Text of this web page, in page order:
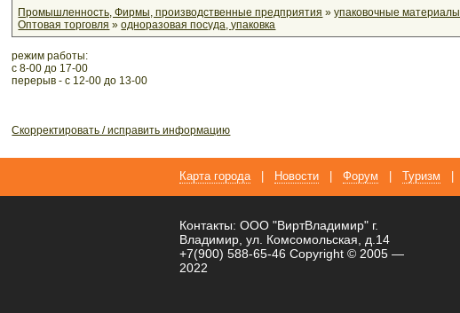
Промышленность, Фирмы, производственные предприятия »упаковочные материалы
Оптовая торговля »одноразовая посуда, упаковка
режим работы:
с 8-00 до 17-00
перерыв - с 12-00 до 13-00
Скорректировать / исправить информацию
Карта города Новости Форум Туризм
Контакты: ООО "ВиртВладимир" г.
Владимир, ул. Комсомольская, д.14
+7(900) 588-65-46 Copyright © 2005 —
2022